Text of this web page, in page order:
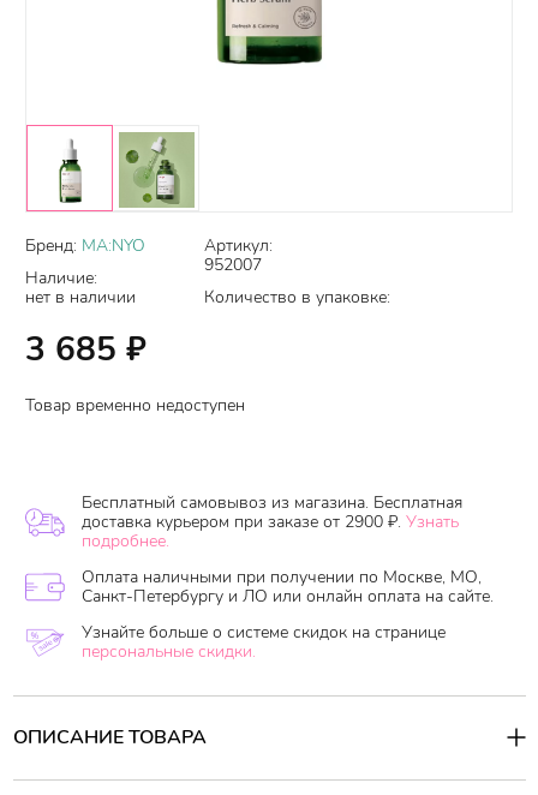
Бренд: MA:NYO
Наличие:
нет в наличии
Артикул:
952007
Количество в упаковке:
3 685 ₽
Товар временно недоступен
Бесплатный самовывоз из магазина. Бесплатная
доставка курьером при заказе от 2900 ₽. Узнать
подробнее.
Оплата наличными при получении по Москве, МО,
Санкт-Петербургу и ЛО или онлайн оплата на сайте.
Узнайте больше о системе скидок на странице
персональные скидки.
ОПИСАНИЕ ТОВАРА
Компоненты ампулы преображают кожу за счёт своего действия.